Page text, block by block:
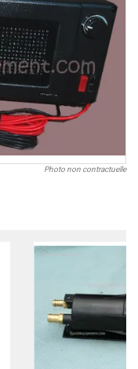
Photo non contractuelle